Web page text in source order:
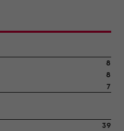
8
8
7
39